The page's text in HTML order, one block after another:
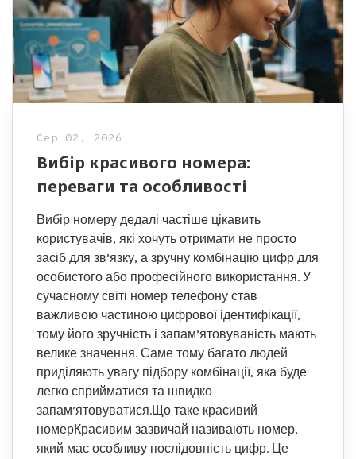
Сер 02, 2026
Вибір красивого номера:
переваги та особливості
Вибір номеру дедалі частіше цікавить
користувачів, які хочуть отримати не просто
засіб для зв’язку, а зручну комбінацію цифр для
особистого або професійного використання. У
сучасному світі номер телефону став
важливою частиною цифрової ідентифікації,
тому його зручність і запам’ятовуваність мають
велике значення. Саме тому багато людей
приділяють увагу підбору комбінації, яка буде
легко сприйматися та швидко
запам’ятовуватися.Що таке красивий
номерКрасивим зазвичай називають номер,
який має особливу послідовність цифр. Це